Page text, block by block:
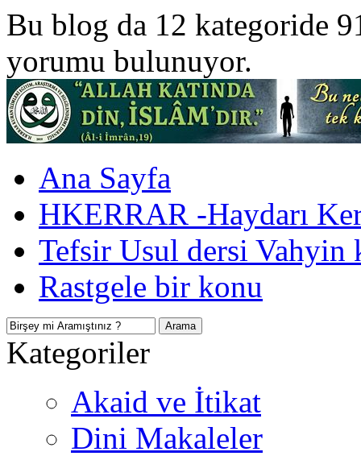
Bu blog da 12 kategoride
yorumu bulunuyor.
Ana Sayfa
HKERRAR -Haydarı
Tefsir Usul dersi Vahyin
Rastgele bir konu
Kategoriler
Akaid ve İtikat
Dini Makaleler